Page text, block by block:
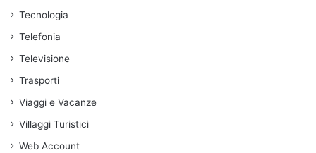
Tecnologia
Telefonia
Televisione
Trasporti
Viaggi e Vacanze
Villaggi Turistici
Web Account